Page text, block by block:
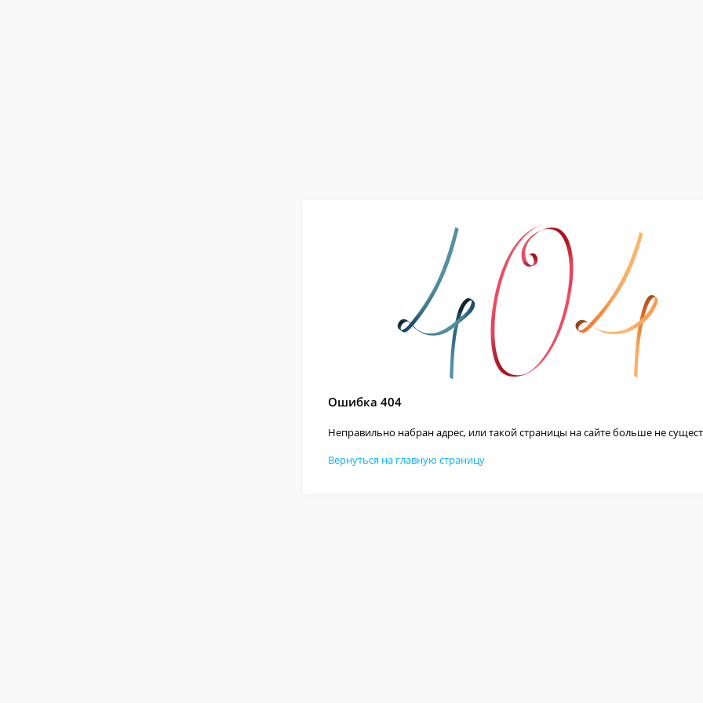
Ошибка 404
Неправильно набран адрес, или такой страницы на сайте больше не
Вернуться на главную страницу